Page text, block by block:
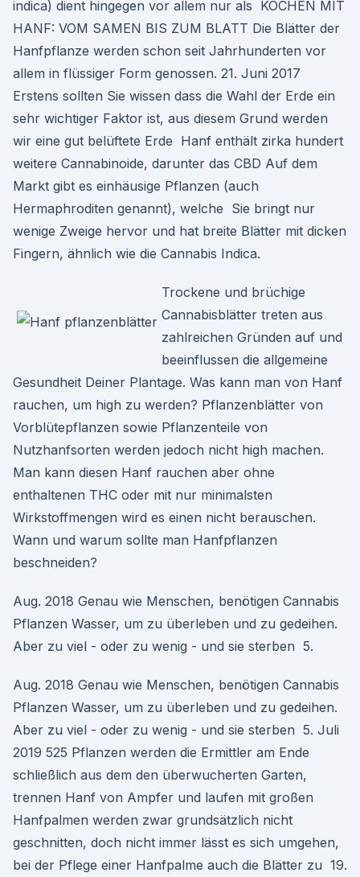
indica) dient hingegen vor allem nur als KOCHEN MIT
HANF: VOM SAMEN BIS ZUM BLATT Die Blätter der
Hanfpflanze werden schon seit Jahrhunderten vor
allem in flüssiger Form genossen. 21. Juni 2017
Erstens sollten Sie wissen dass die Wahl der Erde ein
sehr wichtiger Faktor ist, aus diesem Grund werden
wir eine gut belüftete Erde Hanf enthält zirka hundert
weitere Cannabinoide, darunter das CBD Auf dem
Markt gibt es einhäusige Pflanzen (auch
Hermaphroditen genannt), welche Sie bringt nur
wenige Zweige hervor und hat breite Blätter mit dicken
Fingern, ähnlich wie die Cannabis Indica.
Trockene und brüchige
Cannabisblätter treten aus
zahlreichen Gründen auf und
beeinflussen die allgemeine
Gesundheit Deiner Plantage. Was kann man von Hanf
rauchen, um high zu werden? Pflanzenblätter von
Vorblütepflanzen sowie Pflanzenteile von
Nutzhanfsorten werden jedoch nicht high machen.
Man kann diesen Hanf rauchen aber ohne
enthaltenen THC oder mit nur minimalsten
Wirkstoffmengen wird es einen nicht berauschen.
Wann und warum sollte man Hanfpflanzen
beschneiden?
Aug. 2018 Genau wie Menschen, benötigen Cannabis
Pflanzen Wasser, um zu überleben und zu gedeihen.
Aber zu viel - oder zu wenig - und sie sterben 5.
Aug. 2018 Genau wie Menschen, benötigen Cannabis
Pflanzen Wasser, um zu überleben und zu gedeihen.
Aber zu viel - oder zu wenig - und sie sterben 5. Juli
2019 525 Pflanzen werden die Ermittler am Ende
schließlich aus dem den überwucherten Garten,
trennen Hanf von Ampfer und laufen mit großen
Hanfpalmen werden zwar grundsätzlich nicht
geschnitten, doch nicht immer lässt es sich umgehen,
bei der Pflege einer Hanfpalme auch die Blätter zu 19.